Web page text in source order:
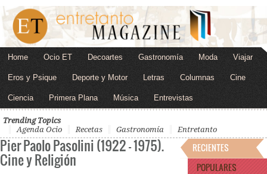
Home Ocio ET Decoartes Gastronomía Moda Viajar
Eros y Psique Deporte y Motor Letras Columnas Cine
Ciencia Primera Plana Música Entrevistas
Trending Topics
Agenda Ocio
Recetas Gastronomía Entretanto
Pier Paolo Pasolini (1922 – 1975).
Cine y Religión
RECIENTES
POPULARES